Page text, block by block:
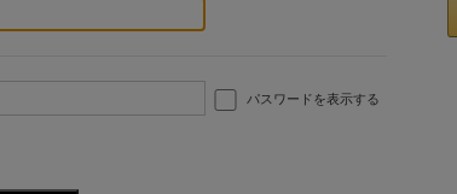
パスワードを表示する